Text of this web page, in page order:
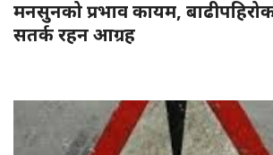
मनसुनको प्रभाव कायम,
सतर्क रहन आग्रह